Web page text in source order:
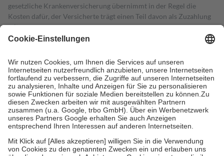
gesetzliche Krankenversicherung übernimmt in der Regel die
Kosten dafür, der Versicherte trägt einen Teil davon als Zuzahlung
mit.
Grundsätzlich leisten Mitglieder Zuzahlungen in Höhe von zehn
höchstens zehn Euro.
Es sind jedoch nie mehr als die tatsächlichen
Kosten der Leistung zu entrichten.
Diese Regeln gelten grundsätzlich auch für Online-Apotheken.
Bei Heilmitteln und häuslicher Krankenpflege beträgt die
Zuzahlung zehn Prozent der Kosten sowie zehn Euro je
Verordnung.
Um das Engagement der Versicherten für ihre eigene Gesundheit zu
stärken und die besondere Stellung der Familie zu unterstützen,
fallenkeine Zuzahlungenan bei:
• Kindern und Jugendlichen bis zum vollendeten 18. Lebensjahr